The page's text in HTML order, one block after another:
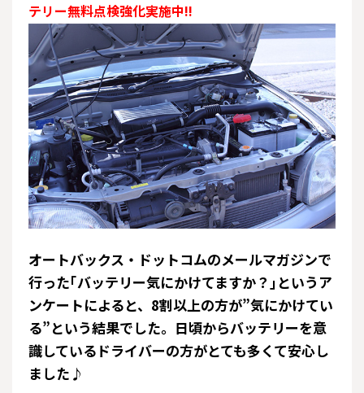
テリー無料点検強化実施中!!
オートバックス・ドットコムのメールマガジンで
行った｢バッテリー気にかけてますか？｣というア
ンケートによると、8割以上の方が”気にかけてい
る”という結果でした。日頃からバッテリーを意
識しているドライバーの方がとても多くて安心し
ました♪